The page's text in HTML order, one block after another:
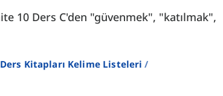
10 Ders C'den "güvenmek", "katılmak",
Kitapları Kelime Listeleri